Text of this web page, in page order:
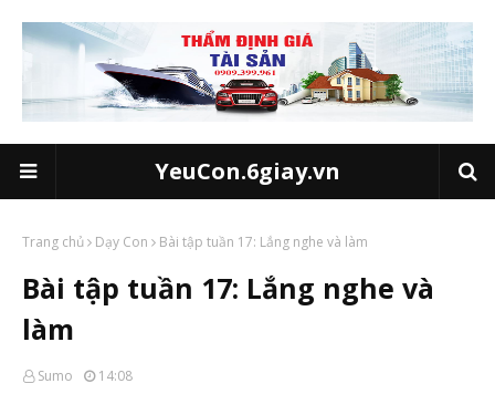
YeuCon.6giay.vn
Trang chủ Dạy Con Bài tập tuần 17: Lắng nghe và làm
Bài tập tuần 17: Lắng nghe và
làm
Sumo 14:08